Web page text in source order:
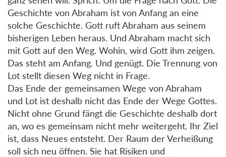
Geschichte von Abraham ist von Anfang an eine
solche Geschichte. Gott ruft Abraham aus seinem
bisherigen Leben heraus. Und Abraham macht sich
mit Gott auf den Weg. Wohin, wird Gott ihm zeigen.
Das steht am Anfang. Und genügt. Die Trennung von
Lot stellt diesen Weg nicht in Frage.
Das Ende der gemeinsamen Wege von Abraham
und Lot ist deshalb nicht das Ende der Wege Gottes.
Nicht ohne Grund fängt die Geschichte deshalb dort
an, wo es gemeinsam nicht mehr weitergeht. Ihr Ziel
ist, dass Neues entsteht. Der Raum der Verheißung
soll sich neu öffnen. Sie hat Risiken und